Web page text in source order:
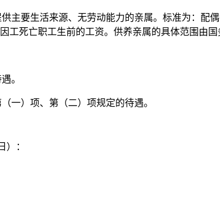
主要生活来源、无劳动能力的亲属。标准为：配
死亡职工生前的工资。供养亲属的具体范围由国
。
一）项、第（二）项规定的待遇。
）：